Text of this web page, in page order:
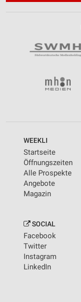
WEEKLI
Startseite
Öffnungszeiten
Alle Prospekte
Angebote
Magazin
SOCIAL
Facebook
Twitter
Instagram
LinkedIn